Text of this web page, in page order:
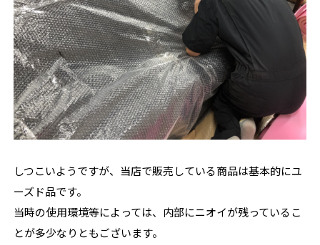
しつこいようですが、当店で販売している商品は基本的にユ
ーズド品です。
当時の使用環境等によっては、内部にニオイが残っているこ
とが多少なりともございます。